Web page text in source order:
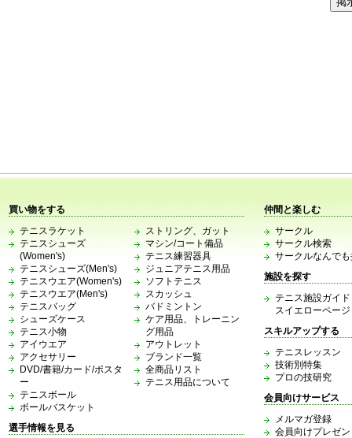
買い物をする
テニスラケット
テニスシューズ
(Women's)
テニスシューズ(Men's)
テニスウエア(Women's)
テニスウエア(Men's)
テニスバッグ
シューズケース
テニス小物
アイウエア
アクセサリー
DVD/書籍/カード/ポスタ
ー
テニスボール
ボールバスケット
ストリング、ガット
マシン/コート備品
テニス練習器具
ジュニアテニス用品
ソフトテニス
スカッシュ
バドミントン
ケア用品、トレーニン
グ用品
アウトレット
ブランド一覧
全商品リスト
テニス用品について
選手情報を見る
仲間と楽しむ
サークル
サークル検索
サークルなんで
施設を探す
テニス施設ガイ
スイエローペー
スキルアップする
テニスレッスン
技術別特集
プロの技研究
会員向けサービス
メルマガ登録
会員向けプレゼ